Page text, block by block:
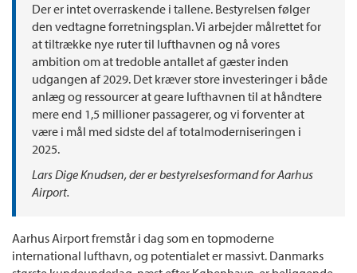
Der er intet overraskende i tallene. Bestyrelsen følger
den vedtagne forretningsplan. Vi arbejder målrettet for
at tiltrække nye ruter til lufthavnen og nå vores
ambition om at tredoble antallet af gæster inden
udgangen af 2029. Det kræver store investeringer i både
anlæg og ressourcer at geare lufthavnen til at håndtere
mere end 1,5 millioner passagerer, og vi forventer at
være i mål med sidste del af totalmoderniseringen i
2025.
Lars Dige Knudsen, der er bestyrelsesformand for Aarhus
Airport.
Aarhus Airport fremstår i dag som en topmoderne
international lufthavn, og potentialet er massivt. Danmarks